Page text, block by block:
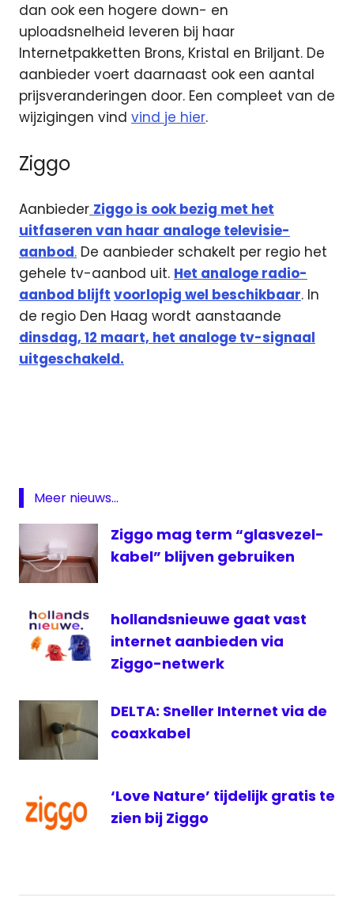
dan ook een hogere down- en
uploadsnelheid leveren bij haar
Internetpakketten Brons, Kristal en Briljant. De
aanbieder voert daarnaast ook een aantal
prijsveranderingen door. Een compleet van de
wijzigingen vind vind je hier.
Ziggo
Aanbieder Ziggo is ook bezig met het
uitfaseren van haar analoge televisie-
aanbod. De aanbieder schakelt per regio het
gehele tv-aanbod uit. Het analoge radio-
aanbod blijft voorlopig wel beschikbaar. In
de regio Den Haag wordt aanstaande
dinsdag, 12 maart, het analoge tv-signaal
uitgeschakeld.
radio
Delfgauw
digitale
televisie
Internet
Pijnacker
SKP
Stichting
ziggo
Meer nieuws...
Ziggo mag term “glasvezel-
kabel” blijven gebruiken
hollandsnieuwe gaat vast
internet aanbieden via
Ziggo-netwerk
DELTA: Sneller Internet via de
coaxkabel
‘Love Nature’ tijdelijk gratis te
zien bij Ziggo